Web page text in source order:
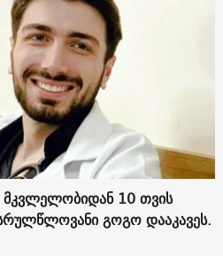
მკვლელობიდან 10 თვის
გოგო დააკავეს.